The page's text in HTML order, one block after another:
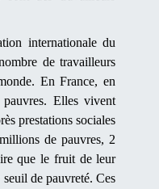
internationale du
de travailleurs
En France, en
Elles vivent
prestations sociales
de pauvres, 2
que le fruit de leur
de pauvreté. Ces